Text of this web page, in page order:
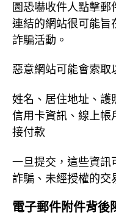
圖恐嚇收件人點擊郵
連結的網站很可能旨
詐騙活動。
惡意網站可能會索取
姓名、居住地址、護
信用卡資訊、線上帳
接付款
一旦提交，這些資訊
詐騙、未經授權的交
電子郵件附件背後